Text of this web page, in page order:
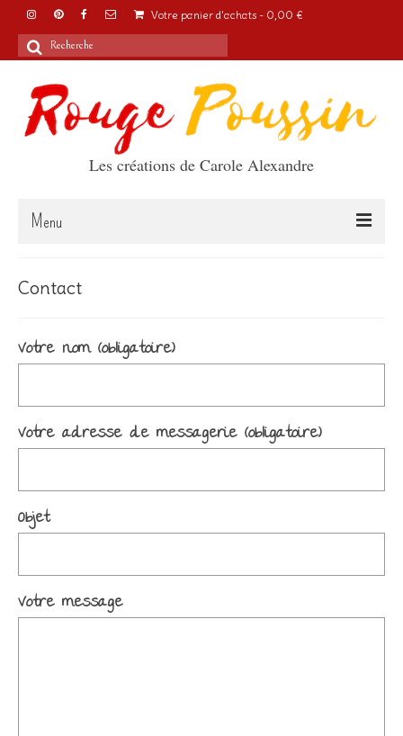
Votre panier d'achats - 0,00 €
Rechercher
Les créations de Carole Alexandre
Menu
A propos
Mon compte
Expo
Contact
Votre nom (obligatoire)
Votre adresse de messagerie (obligatoire)
Objet
Votre message